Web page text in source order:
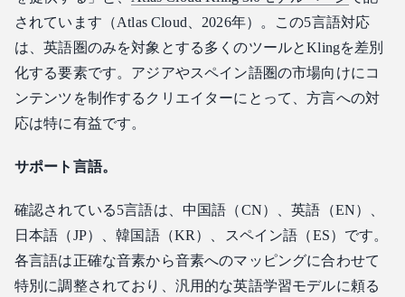
されています（Atlas Cloud、2026年）。この5言語対応
は、英語圏のみを対象とする多くのツールとKlingを差別
化する要素です。アジアやスペイン語圏の市場向けにコ
ンテンツを制作するクリエイターにとって、方言への対
応は特に有益です。
サポート言語。
確認されている5言語は、中国語（CN）、英語（EN）、
日本語（JP）、韓国語（KR）、スペイン語（ES）です。
各言語は正確な音素から音素へのマッピングに合わせて
特別に調整されており、汎用的な英語学習モデルに頼る